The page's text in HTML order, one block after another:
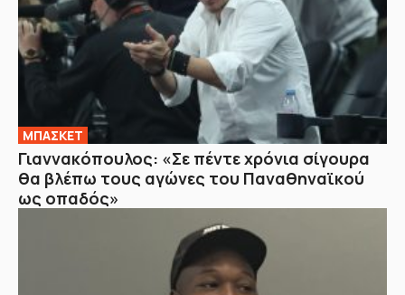
ΜΠΑΣΚΕΤ
Γιαννακόπουλος: «Σε πέντε χρόνια σίγουρα
θα βλέπω τους αγώνες του Παναθηναϊκού
ως οπαδός»